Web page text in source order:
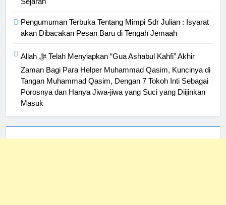
Pengumuman Terbuka Tentang Mimpi Sdr Julian : Isyarat
akan Dibacakan Pesan Baru di Tengah Jemaah
Allah ﷻ Telah Menyiapkan “Gua Ashabul Kahfi” Akhir
Zaman Bagi Para Helper Muhammad Qasim, Kuncinya di
Tangan Muhammad Qasim, Dengan 7 Tokoh Inti Sebagai
Porosnya dan Hanya Jiwa-jiwa yang Suci yang Diijinkan
Masuk